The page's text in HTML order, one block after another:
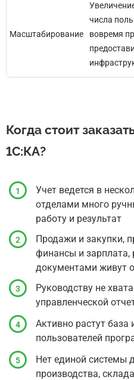
Масштабирование
числа
вовремя
Когда стоит
1С:КА?
Учет ведется в
отделами много
работу и результат
Продажи и закупки,
финансы и зарплата,
документами живут
Руководству не
управленческой
Активно растут база
пользователей
Нет единой системы
производства,